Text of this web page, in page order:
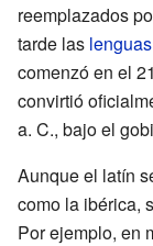
reemplazados
tarde las
comenzó en el
convirtió
a. C., bajo el
Aunque el latín
como la ibérica,
Por ejemplo, en